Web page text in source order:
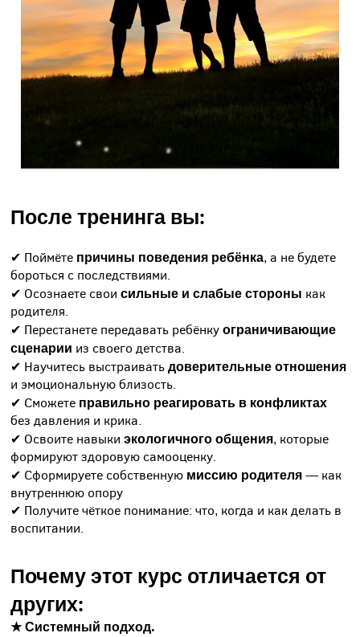
После тренинга вы:
✔ Поймёте причины поведения ребёнка, а не будете
бороться с последствиями.
✔ Осознаете своисильные и слабыестороны как
родителя.
✔ Перестанете передавать ребёнкуограничивающие
сценарии из своего детства.
✔ Научитесь выстраиватьдоверительные отношения
и эмоциональную близость.
✔ Сможете правильно реагировать в конфликтах
без давления и крика.
✔ Освоите навыкиэкологичного общения, которые
формируют здоровую самооценку.
✔ Сформируете собственную миссию родителя— как
внутреннюю опору
✔ Получите чёткое понимание: что, когда и как делать в
воспитании.
Почему этот курс отличается от
других:
★ Системный подход.